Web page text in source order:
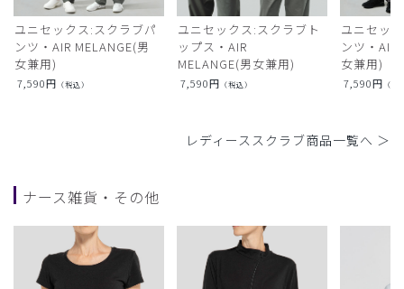
ユニセックス:スクラブパ
ンツ・AIR MELANGE(男
女兼用)
7,590円 （税込）
ユニセックス:スクラブト
ップス・AIR
MELANGE(男女兼用)
7,590円 （税込）
ユニセッ
ンツ・AIR
女兼用)
7,590円 （税
レディーススクラブ商品一覧へ ＞
ナース雑貨・その他